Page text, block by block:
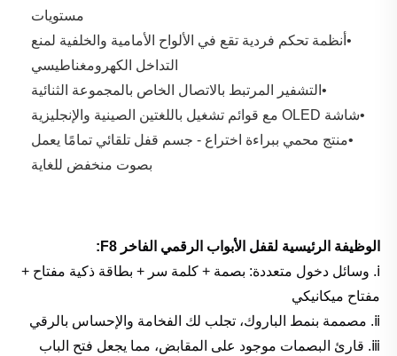
مستويات
التداخل الكهرومغناطيسي
•التشفير المرتبط بالاتصال الخاص بالمجموعة الثنائية
•شاشة OLED مع قوائم تشغيل باللغتين الصينية والإنجليزية
بصوت منخفض للغاية
الوظيفة الرئيسية لقفل الأبواب الرقمي الفاخر F8:
ⅰ. وسائل دخول متعددة: بصمة + كلمة سر + بطاقة ذكية مفتاح +
مفتاح ميكانيكي
ⅱ. مصممة بنمط الباروك، تجلب لك الفخامة والإحساس بالرقي
ⅲ. قارئ البصمات موجود على المقابض، مما يجعل فتح الباب